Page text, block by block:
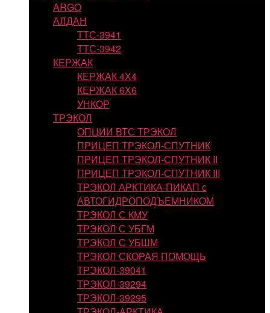
ARGO
АЛДАН
ТТС-3941
ТТС-3942
КЕРЖАК
КЕРЖАК 4Х4
КЕРЖАК 6Х6
УНКОР
ТРЭКОЛ
ОПЦИИ ВТС ТРЭКОЛ
ПРИЦЕП ТРЭКОЛ-СПУТНИК
ПРИЦЕП ТРЭКОЛ-СПУТНИК II
ПРИЦЕП ТРЭКОЛ-СПУТНИК III
ТРЭКОЛ АРКТИКА-ПИКАП с
АВТОГИДРОПОДЪЕМНИКОМ
ТРЭКОЛ С КМУ
ТРЭКОЛ С УБГМ
ТРЭКОЛ С УБШМ
ТРЭКОЛ СКОРАЯ ПОМОЩЬ
ТРЭКОЛ-39041
ТРЭКОЛ-39294
ТРЭКОЛ-39295